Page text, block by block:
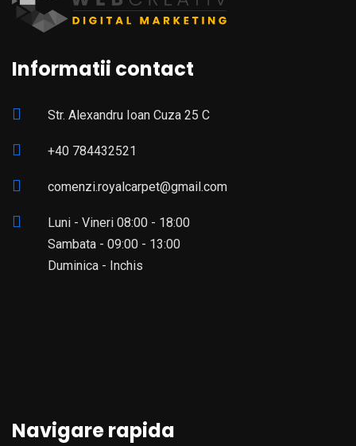
Informatii contact
Str. Alexandru Ioan Cuza 25 C
+40 784432521
comenzi.royalcarpet@gmail.com
Luni - Vineri 08:00 - 18:00
Sambata - 09:00 - 13:00
Duminica - Inchis
Navigare rapida